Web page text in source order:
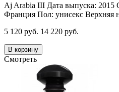
Aj Arabia III Дата выпуска: 2015
Франция Пол: унисекс Верхняя
5 120 руб. 14 220 руб.
В корзину
Смотреть